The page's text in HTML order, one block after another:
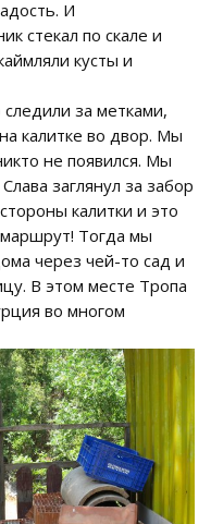
И
стекал по скале и
кусты и
за метками,
калитке во двор. Мы
не появился. Мы
заглянул за забор
калитки и это
Тогда мы
через чей-то сад и
В этом месте Тропа
во многом